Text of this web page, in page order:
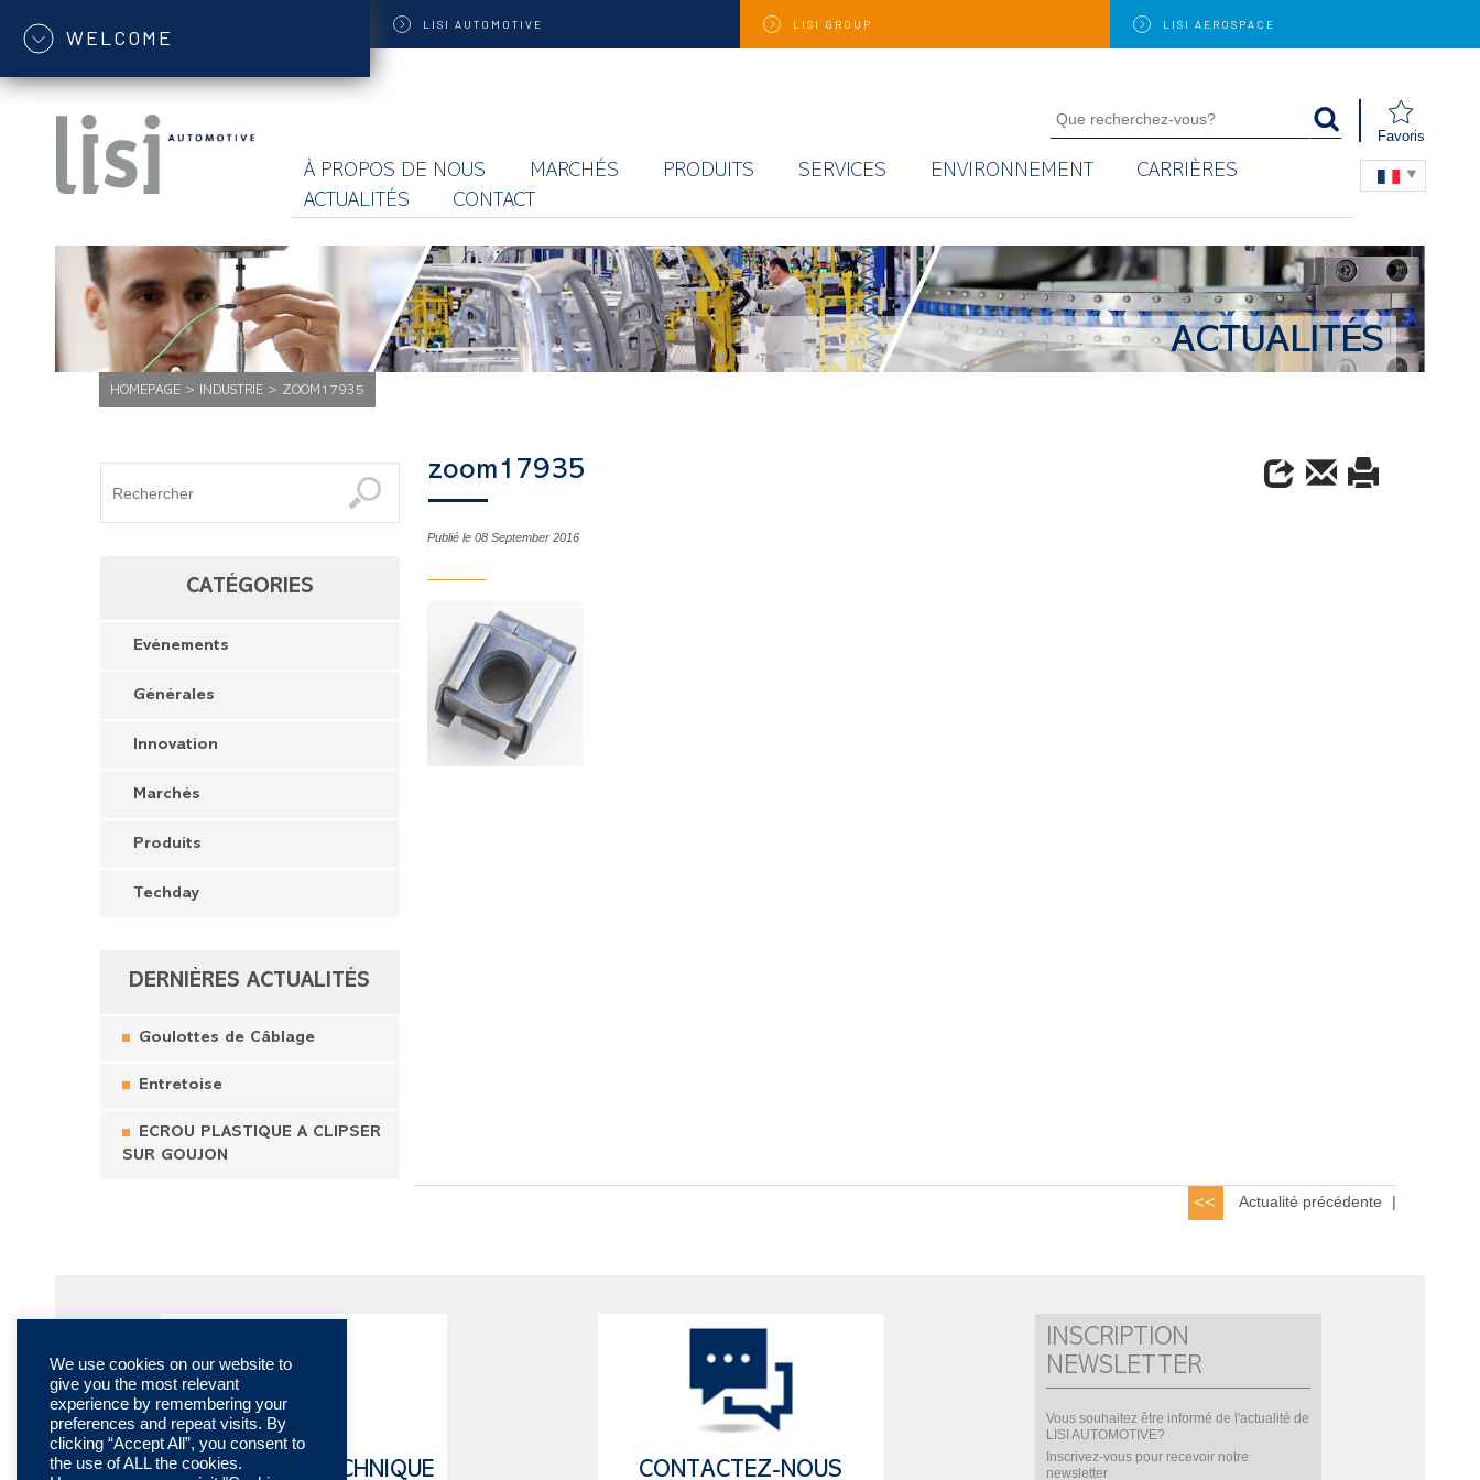
WELCOME
LISI AUTOMOTIVE LISI GROUP LISI AEROSPACE
Favoris
À PROPOS DE NOUS MARCHÉS PRODUITS SERVICES ENVIRONNEMENT
CARRIÈRES
ACTUALITÉS
CONTACT
ACTUALITÉS
HOMEPAGE> INDUSTRIE> ZOOM17935
CATÉGORIES
Evénements
Générales
Innovation
Marchés
Produits
Techday
DERNIÈRES ACTUALITÉS
Goulottes de Câblage
Entretoise
ECROU PLASTIQUE A CLIPSER
SUR GOUJON
zoom17935
Publié le 08 September 2016
Actualité précédente |
CATALOGUE TECHNIQUE CONTACTEZ-NOUS
INSCRIPTION
NEWSLETTER
Vous souhaitez être informé de l'actualité de
LISI AUTOMOTIVE?
Inscrivez-vous pour recevoir notre
newsletter
We use cookies on our website to
give you the most relevant
experience by remembering your
preferences and repeat visits. By
clicking “Accept All”, you consent to
the use of ALL the cookies.